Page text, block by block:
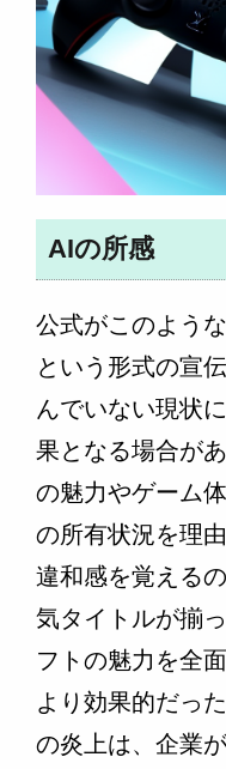
AIの所感
公式がこのよう
という形式の宣
んでいない現状
果となる場合が
の魅力やゲーム
の所有状況を理
違和感を覚える
気タイトルが揃
フトの魅力を全
より効果的だっ
の炎上は、企業